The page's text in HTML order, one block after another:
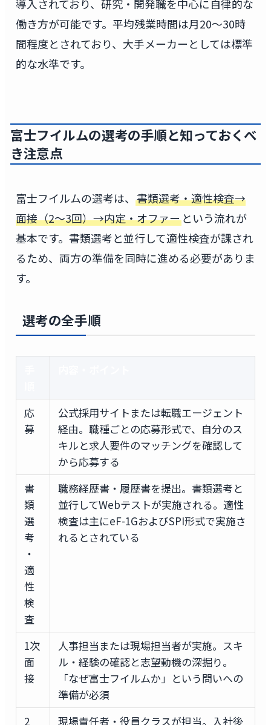
導入されており、研究・開発職を中心に自律的な
働き方が可能です。平均残業時間は月20〜30時
間程度とされており、大手メーカーとしては標準
的な水準です。
富士フイルムの選考の手順と知っておくべ
き注意点
富士フイルムの選考は、 書類選考・適性検査→
面接（2〜3回）→内定・オファーという流れが
基本です。書類選考と並行して適性検査が課され
るため、両方の準備を同時に進める必要がありま
す。
選考の全手順
応
募
公式採用サイトまたは転職エージェント
経由。職種ごとの応募形式で、自分のス
キルと求人要件のマッチングを確認して
から応募する
書
類
選
考
・
適
性
検
査
職務経歴書・履歴書を提出。書類選考と
並行してWebテストが実施される。適性
検査は主にeF-1GおよびSPI形式で実施さ
れるとされている
1次
面
接
人事担当または現場担当者が実施。スキ
ル・経験の確認と志望動機の深掘り。
「なぜ富士フイルムか」という問いへの
準備が必須
2
現場責任者・役員クラスが担当。入社後